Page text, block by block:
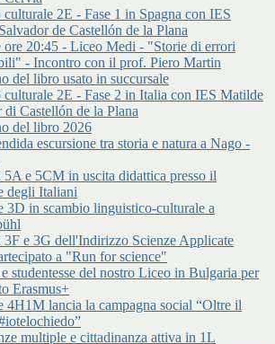
culturale 2E - Fase 1 in Spagna con IES
de Castellón de la Plana
ore 20:45 - Liceo Medi - "Storie di errori
- Incontro con il prof. Piero Martin
del libro usato in succursale
culturale 2E - Fase 2 in Italia con IES Matilde
di Castellón de la Plana
del libro 2026
escursione tra storia e natura a Nago -
5A e 5CM in uscita didattica presso il
degli Italiani
3D in scambio linguistico-culturale a
3F e 3G dell'Indirizzo Scienze Applicate
a "Run for science"
studentesse del nostro Liceo in Bulgaria per
Erasmus+
4H1M lancia la campagna social “Oltre il
multiple e cittadinanza attiva in 1L